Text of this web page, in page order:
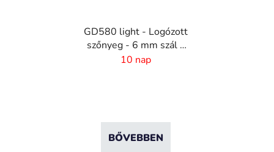
GD580 light - Logózott
szőnyeg - 6 mm szál -
Egyedi méret
10 nap
BŐVEBBEN